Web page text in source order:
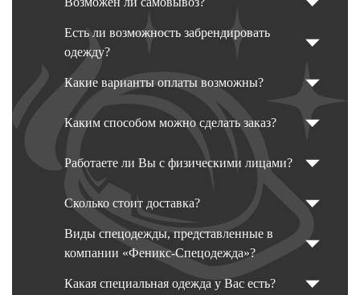
Есть ли возможность забрендировать
одежду?
Какие варианты оплаты возможны?
Каким способом можно сделать заказ?
Работаете ли Вы с физическими лицами?
Сколько стоит доставка?
Виды спецодежды, представленные в
компании «Феникс-Спецодежда»?
Какая специальная одежда у Вас есть?